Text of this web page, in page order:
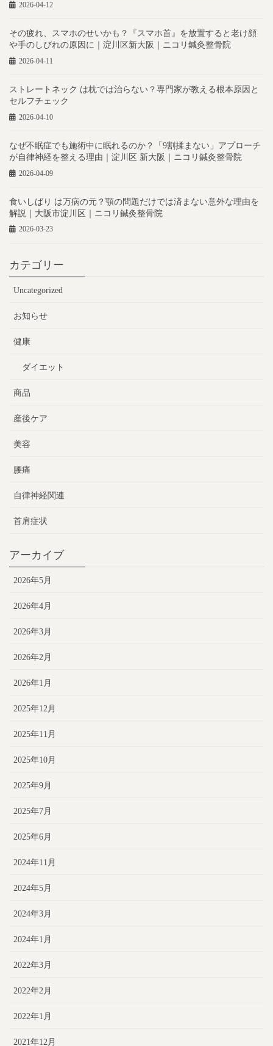
2026-04-12
その疲れ、スマホのせいかも？『スマホ首』を放置すると老け顔
や手のしびれの原因に｜淀川区新大阪｜ニコリ鍼灸整骨院
2026-04-11
ストレートネック は枕では治らない？専門家が教える根本原因と
セルフチェック
2026-04-10
なぜ不眠症でも施術中に眠れるのか？「9割揉まない」アプローチ
が自律神経を整える理由｜淀川区 新大阪｜ニコリ鍼灸整骨院
2026-04-09
食いしばり は万病の元？顎の問題だけでは済まない意外な理由を
解説｜大阪市淀川区｜ニコリ鍼灸整骨院
2026-03-23
カテゴリー
Uncategorized
お知らせ
健康
ダイエット
商品
産後ケア
美容
腰痛
自律神経関連
首肩症状
アーカイブ
2026年5月
2026年4月
2026年3月
2026年2月
2026年1月
2025年12月
2025年11月
2025年10月
2025年9月
2025年7月
2025年6月
2024年11月
2024年5月
2024年3月
2024年1月
2022年3月
2022年2月
2022年1月
2021年12月